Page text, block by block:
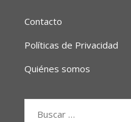
Contacto
Políticas de Privacidad
Quiénes somos